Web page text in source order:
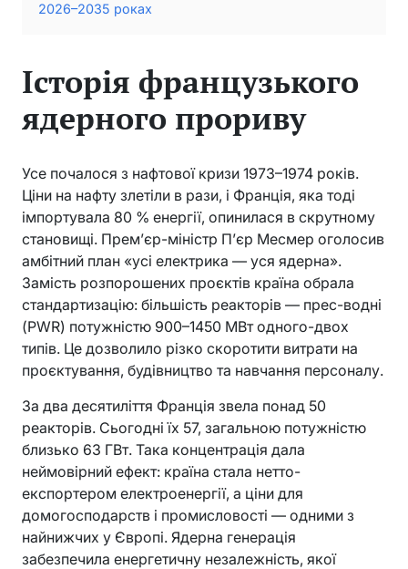
2026–2035 роках
Історія французького
ядерного прориву
Усе почалося з нафтової кризи 1973–1974 років.
Ціни на нафту злетіли в рази, і Франція, яка тоді
імпортувала 80 % енергії, опинилася в скрутному
становищі. Прем’єр-міністр П’єр Месмер оголосив
амбітний план «усі електрика — уся ядерна».
Замість розпорошених проєктів країна обрала
стандартизацію: більшість реакторів — прес-водні
(PWR) потужністю 900–1450 МВт одного-двох
типів. Це дозволило різко скоротити витрати на
проєктування, будівництво та навчання персоналу.
За два десятиліття Франція звела понад 50
реакторів. Сьогодні їх 57, загальною потужністю
близько 63 ГВт. Така концентрація дала
неймовірний ефект: країна стала нетто-
експортером електроенергії, а ціни для
домогосподарств і промисловості — одними з
найнижчих у Європі. Ядерна генерація
забезпечила енергетичну незалежність, якої